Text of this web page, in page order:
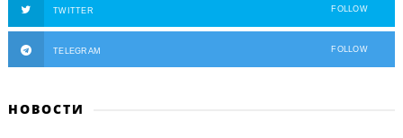
TWITTER FOLLOW
TELEGRAM FOLLOW
НОВОСТИ